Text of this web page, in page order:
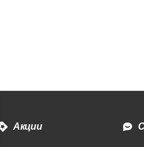
Акции